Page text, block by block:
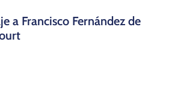
a Francisco Fernández de